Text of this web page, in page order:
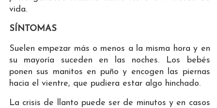
vida.
SÍNTOMAS
Suelen empezar más o menos a la misma hora y en
su mayoría suceden en las noches. Los bebés
ponen sus manitos en puño y encogen las piernas
hacia el vientre, que pudiera estar algo hinchado.
La crisis de llanto puede ser de minutos y en casos